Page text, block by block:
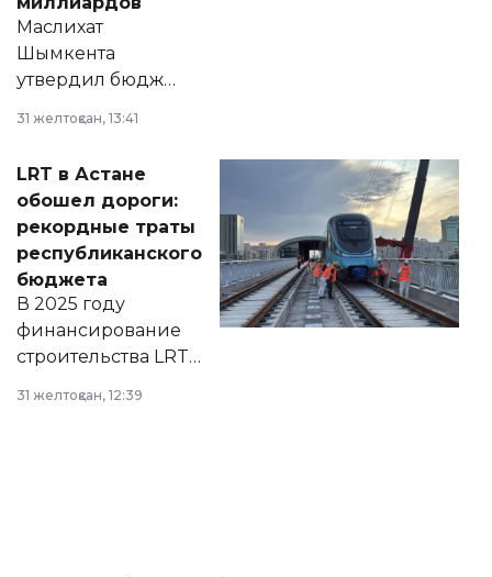
Маслихат
Шымкента
утвердил бюджет
2028 годы.
документ
появился в базе
нормативных
правовых актов и
на сайте маслихат
города.
31 желтоқсан, 13:41
LRT в Астане
обошел дороги:
рекордные траты
республиканского
бюджета
В 2025 году
финансирование
строительства LRT
республиканского
31 желтоқсан, 12:39